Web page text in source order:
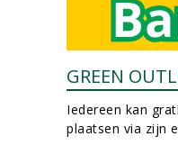
GREEN
Iedereen kan
plaatsen via zijn